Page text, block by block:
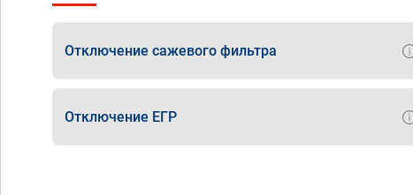
Отключение сажевого фильтра
Отключение ЕГР